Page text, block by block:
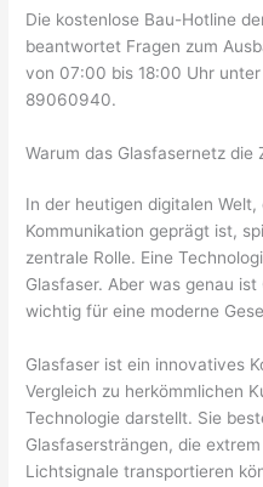
Die kostenlose Bau-Hotline
beantwortet Fragen zum
von 07:00 bis 18:00 Uhr
89060940.
Warum das Glasfasernetz die
In der heutigen digitalen
Kommunikation geprägt ist,
zentrale Rolle. Eine
Glasfaser. Aber was genau
wichtig für eine moderne
Glasfaser ist ein innovatives
Vergleich zu herkömmlichen
Technologie darstellt. Sie
Glasfasersträngen, die
Lichtsignale transportieren